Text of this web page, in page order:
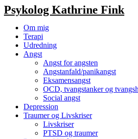
Psykolog Kathrine Fink
Om mig
Terapi
Udredning
Angst
Angst for angsten
Angstanfald/panikangst
Eksamensangst
OCD, tvangstanker og
Social angst
Depression
Traumer og Livskriser
Livskriser
PTSD og traumer